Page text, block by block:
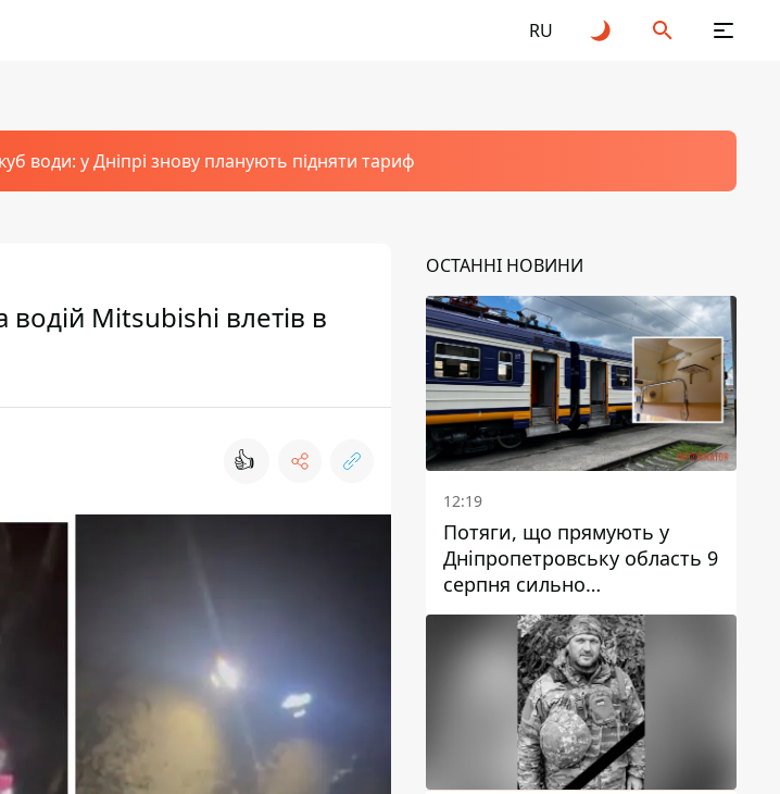
RU
води: у Дніпрі знову планують підняти тариф
Mitsubishi влетів в
👍
ОСТАННІ НОВИНИ
12:19
Потяги, що прямують у
Дніпропетровську область 9
серпня сильно
затримуються